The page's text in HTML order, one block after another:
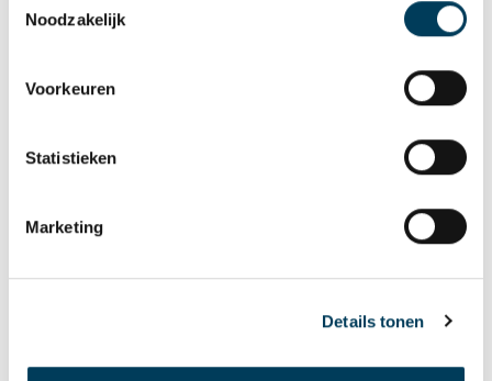
verzameld op basis van uw gebruik van hun services.
Noodzakelijk
Voorkeuren
Statistieken
Marketing
Details tonen
beleggers. Koper werd geadviseerd door Steens
Facebook
Twitter
Nieuwsoverzicht
WILT U MEER INFORMATIE N.A.V. DIT
ARTIKEL